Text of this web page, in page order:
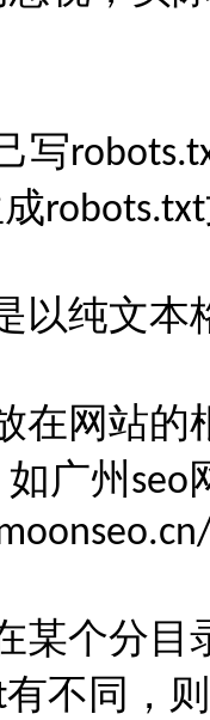
写
robots.txt
以纯文本
在网站的
广州 seo
某个分目
有不同，